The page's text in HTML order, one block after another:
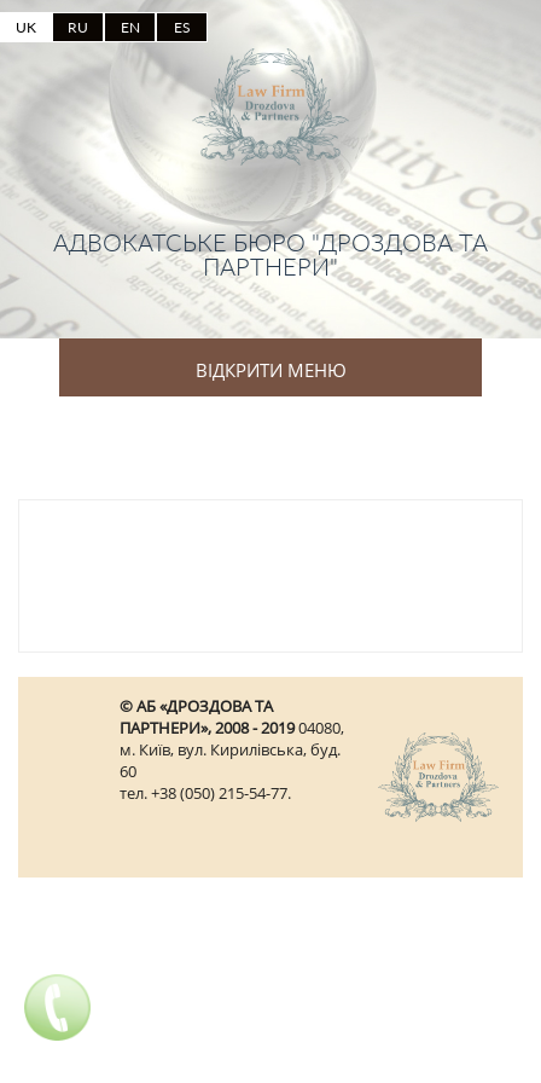
UK RU EN ES
АДВОКАТСЬКЕ БЮРО "ДРОЗДОВА ТА
ПАРТНЕРИ"
ВІДКРИТИ МЕНЮ
© АБ «ДРОЗДОВА ТА
ПАРТНЕРИ», 2008 - 201904080,
м. Київ, вул. Кирилівська, буд.
60
тел. +38 (050) 215-54-77.